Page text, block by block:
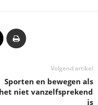
Volgend artikel
Sporten en bewegen als
het niet vanzelfsprekend
is